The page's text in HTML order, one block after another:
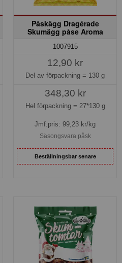
Påskägg Dragérade
Skumägg påse Aroma
1007915
12,90 kr
Del av förpackning = 130 g
348,30 kr
Hel förpackning = 27*130 g
Jmf.pris: 99,23 kr/kg
Säsongsvara påsk
Beställningsbar senare